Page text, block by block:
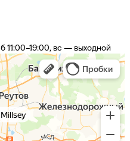
11:00–19:00, вс — выходной